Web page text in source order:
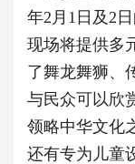
年2月1日及2
现场将提供多
了舞龙舞狮、
与民众可以欣
领略中华文化
还有专为儿童